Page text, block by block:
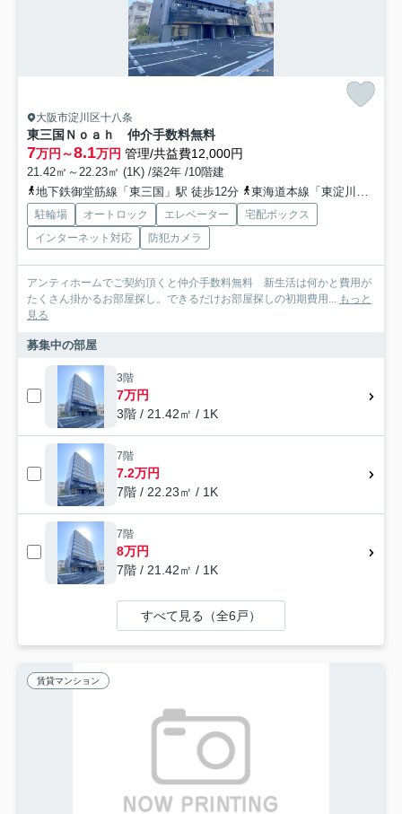
大阪市淀川区十八条
東三国Ｎｏａｈ 仲介手数料無料
7万円～8.1万円 管理/共益費12,000円
21.42㎡～22.23㎡ (1K) /築2年 /10階建
地下鉄御堂筋線「東三国」駅 徒歩12分
東海道本線「東淀川」駅 徒歩21分
駐輪場 オートロック エレベーター
宅配ボックス
インターネット対応
防犯カメラ
アンティホームでご契約頂くと仲介手数料無料 新生活は何かと費用が
たくさん掛かるお部屋探し。できるだけお部屋探しの初期費用...
もっと
見る
募集中の部屋
3階
7万円
3階 / 21.42㎡ / 1K
7階
7.2万円
7階 / 22.23㎡ / 1K
7階
8万円
7階 / 21.42㎡ / 1K
すべて見る（全6戸）
賃貸マンション